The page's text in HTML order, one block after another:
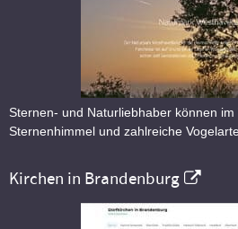
Sternen- und Naturliebhaber können
Sternenhimmel und zahlreiche
Kirchen in Brandenburg